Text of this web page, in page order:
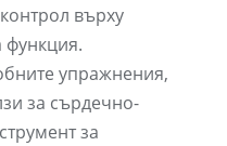
върху
функция.
упражнения,
за сърдечно-
за